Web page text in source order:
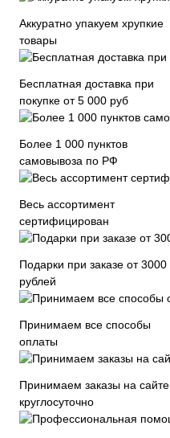
Аккуратно упакуем хрупкие
товары
Бесплатная доставка при
покупке от 5 000 руб
Более 1 000 пунктов
самовывоза по РФ
Весь ассортимент
сертифицирован
Подарки при заказе от 3000
рублей
Принимаем все способы
оплаты
Принимаем заказы на сайте
круглосуточно